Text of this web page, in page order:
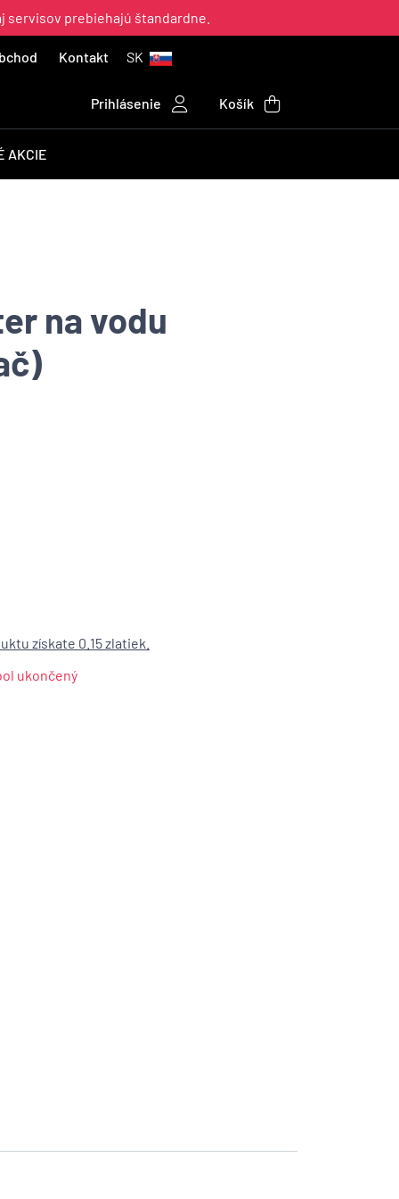
servisov prebiehajú štandardne.
Kontakt SK
Prihlásenie Košík
AKCIE
na vodu
získate 0.15 zlatiek.
ukončený